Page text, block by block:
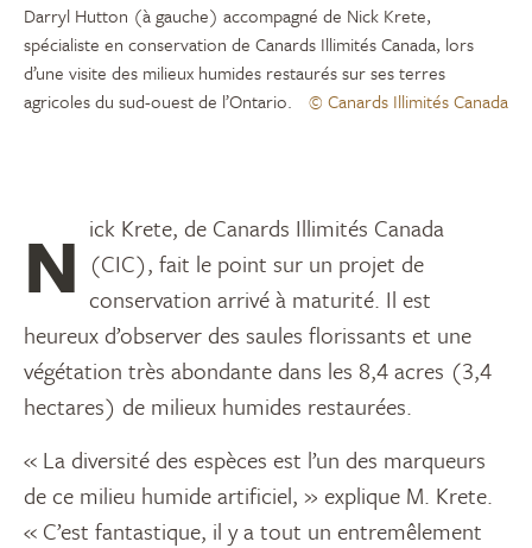
Darryl Hutton (à gauche) accompagné de Nick Krete,
spécialiste en conservation de Canards Illimités Canada, lors
d’une visite des milieux humides restaurés sur ses terres
agricoles du sud-ouest de l’Ontario.
© Canards Illimités Canada
Nick Krete, de Canards Illimités Canada (CIC), fait le point sur un projet de
conservation arrivé à maturité. Il est
heureux d’observer des saules florissants et une
végétation très abondante dans les 8,4 acres (3,4
hectares) de milieux humides restaurées.
« La diversité des espèces est l’un des marqueurs
de ce milieu humide artificiel, » explique M. Krete.
« C’est fantastique, il y a tout un entremêlement